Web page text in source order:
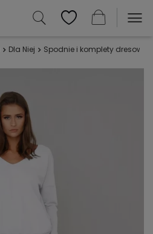
Dla Niej Spodnie i komplety dresowe